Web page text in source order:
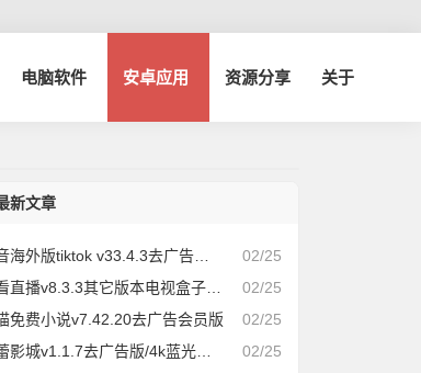
电脑软件 安卓应用 资源分享 关于
新文章
02/25
外版tiktok v33.4.3去广告解除封锁版
02/25
播v8.3.3其它版本电视盒子版|速度飞快，即点即播
02/25
免费小说v7.42.20去广告会员版
02/25
影城v1.1.7去广告版/4k蓝光画质秒播